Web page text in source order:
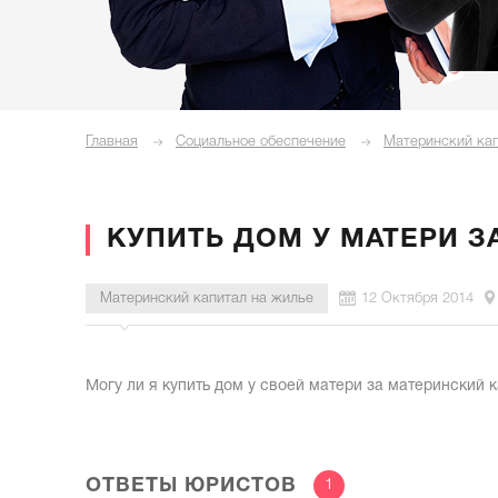
Главная Социальное обеспечение Материнский
КУПИТЬ ДОМ У МАТЕРИ
Материнский капитал на жилье 12 Октября 2014
Могу ли я купить дом у своей матери за материнский
ОТВЕТЫ ЮРИСТОВ 1